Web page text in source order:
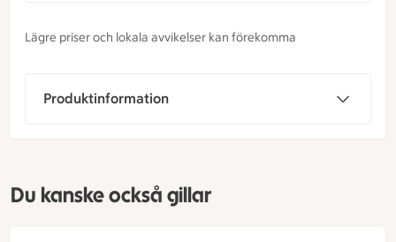
Lägre priser och lokala avvikelser kan förekomma
Produktinformation
Du kanske också gillar